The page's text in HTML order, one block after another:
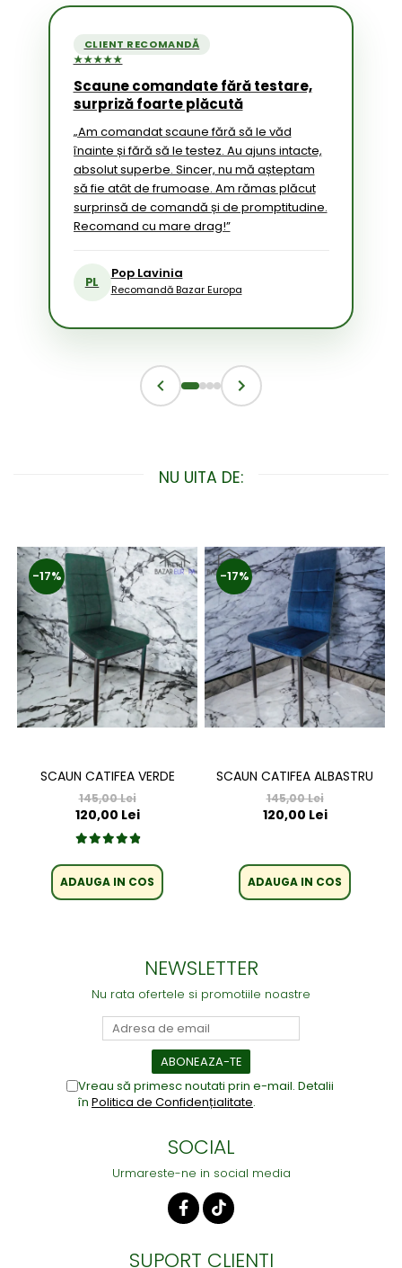
CLIENT RECOMANDĂ
★★★★★
Scaune comandate fără testare,
surpriză foarte plăcută
„Am comandat scaune fără să le văd
înainte și fără să le testez. Au ajuns intacte,
absolut superbe. Sincer, nu mă așteptam
să fie atât de frumoase. Am rămas plăcut
surprinsă de comandă și de promptitudine.
Recomand cu mare drag!”
PL
Pop Lavinia
Recomandă Bazar Europa
NU UITA DE:
-17%
SCAUN CATIFEA VERDE
145,00 Lei
120,00 Lei
ADAUGA IN COS
-17%
SCAUN CATIFEA ALBASTRU
145,00 Lei
120,00 Lei
ADAUGA IN COS
NEWSLETTER
Nu rata ofertele si promotiile noastre
Vreau să primesc noutati prin e-mail. Detalii
în Politica de Confidențialitate.
SOCIAL
Urmareste-ne in social media
SUPORT CLIENTI